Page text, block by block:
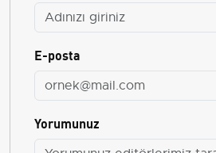
E-posta
Yorumunuz